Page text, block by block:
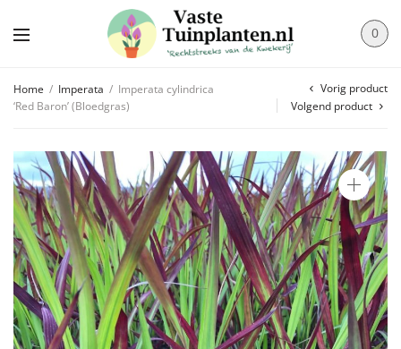
0
Home / Imperata / Imperata cylindrica
‘Red Baron’ (Bloedgras)
Vorig product
Volgend product